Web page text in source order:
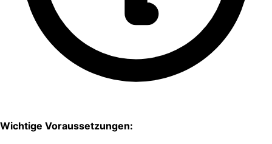
Wichtige Voraussetzungen: